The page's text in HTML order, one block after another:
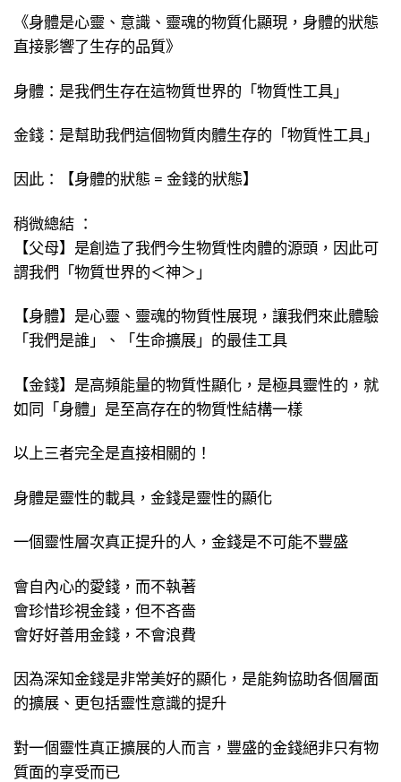
《身體是心靈、意識、靈魂的物質化顯現，身體的狀態
直接影響了生存的品質》
身體：是我們生存在這物質世界的「物質性工具」
金錢：是幫助我們這個物質肉體生存的「物質性工具」
因此：【身體的狀態 = 金錢的狀態】
稍微總結 ：
【父母】是創造了我們今生物質性肉體的源頭，因此可
謂我們「物質世界的＜神＞」
【身體】是心靈、靈魂的物質性展現，讓我們來此體驗
「我們是誰」、「生命擴展」的最佳工具
【金錢】是高頻能量的物質性顯化，是極具靈性的，就
如同「身體」是至高存在的物質性結構一樣
以上三者完全是直接相關的！
身體是靈性的載具，金錢是靈性的顯化
一個靈性層次真正提升的人，金錢是不可能不豐盛
會自內心的愛錢，而不執著
會珍惜珍視金錢，但不吝嗇
會好好善用金錢，不會浪費
因為深知金錢是非常美好的顯化，是能夠協助各個層面
的擴展、更包括靈性意識的提升
對一個靈性真正擴展的人而言，豐盛的金錢絕非只有物
質面的享受而已